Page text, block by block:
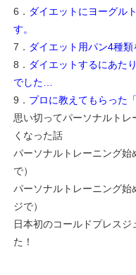
6． ダイエットにヨーグル
す。
7． ダイエット用パン4種類
8． ダイエットするにあた
でした…
9． プロに教えてもらった
思い切ってパーソナルト
くなった話
パーソナルトレーニング
で）
パーソナルトレーニング
ジで）
日本初のコールドプレス
た！